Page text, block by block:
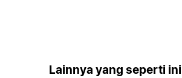
Lainnya yang seperti ini